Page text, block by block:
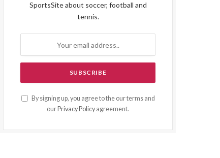
SportsSite about soccer, football and
tennis.
By signing up, you agree to the our terms and
our Privacy Policy agreement.